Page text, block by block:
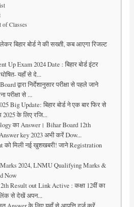
of Classes
बिहार बोर्ड ने की सख्ती, कब आएगा रिजल्ट
Up Exam 2024 Date : बिहार बोर्ड इंटर
यहाँ से दे...
द्वारा निर्देशानुसार परीक्षा से पहले जाने
परीक्षा से ...
Big Update: बिहार बोर्ड ने एक बार फिर से
2025 के लिए रजि...
का Answer। Bihar Board 12th
key 2023 अभी करें Dow...
को मिली नई खुशखबरी! जाने Registration
2024, LNMU Qualifying Marks &
Now
Result out Link Active : कक्षा 12वीं का
से देखें अपन...